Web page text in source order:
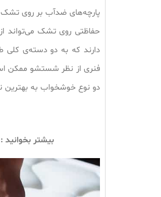
پارچه‌های ضدآب بر روی تشک
حفاظتی روی تشک می‌تواند
دارند که به دو دسته‌ی
فنری از نظر شستشو ممکن
دو نوع خوشخواب به بهترین
بیشتر بخوانید :